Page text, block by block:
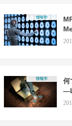
情報学
情報学
何